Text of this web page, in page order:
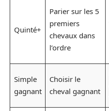
Quinté+
Parier sur les 5
premiers
chevaux dans
l’ordre
Simple
gagnant
Choisir le
cheval gagnant